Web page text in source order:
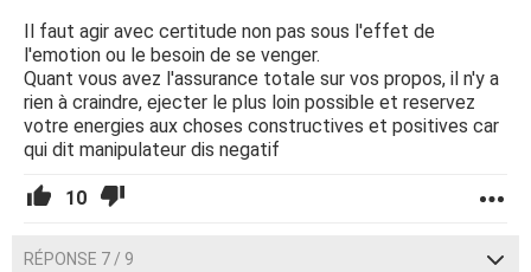
Il faut agir avec certitude non pas sous l'effet de
l'emotion ou le besoin de se venger.
Quant vous avez l'assurance totale sur vos propos, il n'y a
rien à craindre, ejecter le plus loin possible et reservez
votre energies aux choses constructives et positives car
qui dit manipulateur dis negatif
10
RÉPONSE 7 / 9